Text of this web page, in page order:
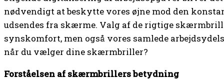
nødvendigt at beskytte vores øjne mod den
udsendes fra skærme. Valg af de rigtige
synskomfort, men også vores samlede
når du vælger dine skærmbriller?
Forståelsen af skærmbrillers betydning